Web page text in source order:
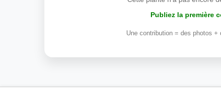
Publiez la première
Une contribution = des photos